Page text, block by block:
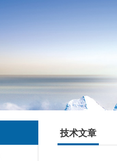
技术文章